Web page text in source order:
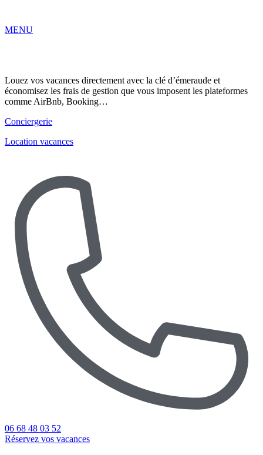
contenu
MENU
Louez vos vacances directement avec la clé d’émeraude et
économisez les frais de gestion que vous imposent les plateformes
comme AirBnb, Booking…
Conciergerie
Location vacances
06 68 48 03 52
Réservez vos vacances